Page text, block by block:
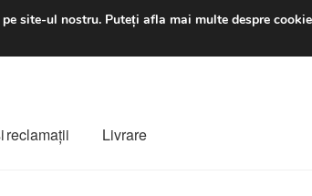
luni-vineri
reclamații Livrare
site-ul nostru. Puteți afla mai multe despre